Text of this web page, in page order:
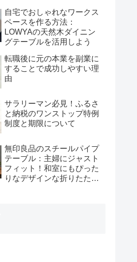
コスパ抜群の
快適チェアーでした。
自宅でおしゃれなワークス
ペースを作る方法：
LOWYAの天然木ダイニン
グテーブルを活用しよう
転職後に元の本業を副業に
することで成功しやすい理
由
サラリーマン必見！ふるさ
と納税のワンストップ特例
制度と期限について
無印良品のスチールパイプ
テーブル：主婦にジャスト
フィット！和室にもぴった
りなデザインな折りたたみ